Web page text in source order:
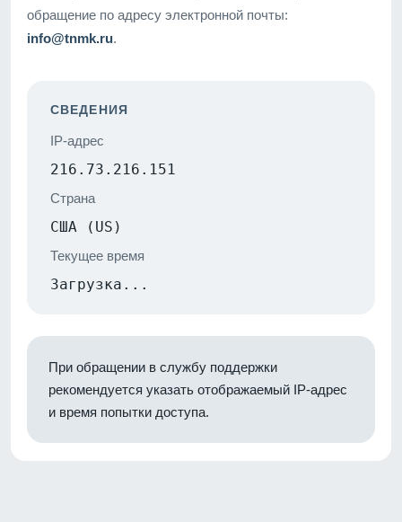
обращение по адресу электронной почты:
info@tnmk.ru.
СВЕДЕНИЯ
IP-адрес
216.73.216.151
Страна
США (US)
Текущее время
Загрузка...
При обращении в службу поддержки
рекомендуется указать отображаемый IP-адрес
и время попытки доступа.